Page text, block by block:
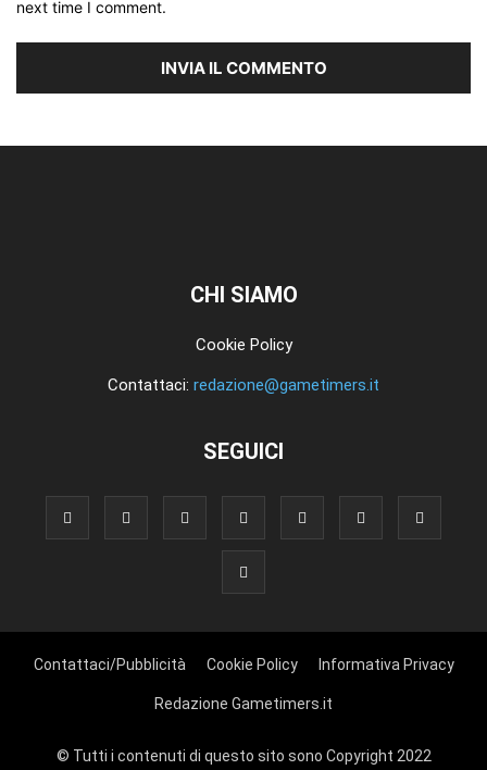
next time I comment.
CHI SIAMO
Cookie Policy
Contattaci: redazione@gametimers.it
SEGUICI
Contattaci/Pubblicità Cookie Policy Informativa Privacy
Redazione Gametimers.it
© Tutti i contenuti di questo sito sono Copyright 2022